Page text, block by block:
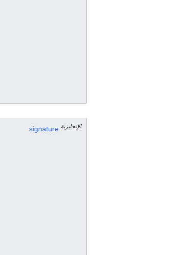
signature الإنجليزية